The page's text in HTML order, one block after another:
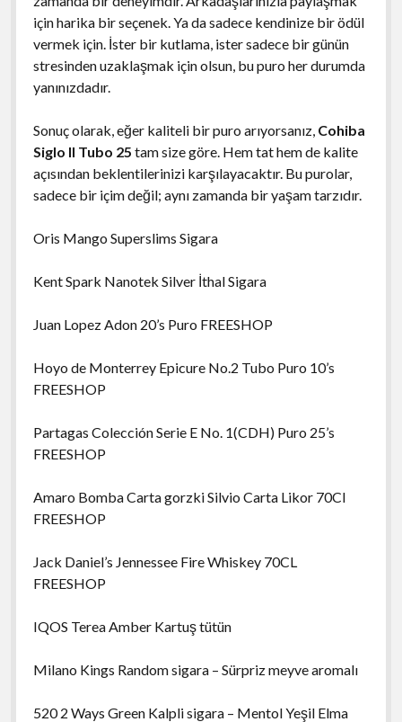
için harika bir seçenek. Ya da sadece kendinize bir ödül
vermek için. İster bir kutlama, ister sadece bir günün
stresinden uzaklaşmak için olsun, bu puro her durumda
yanınızdadır.
Sonuç olarak, eğer kaliteli bir puro arıyorsanız, Cohiba
Siglo II Tubo 25 tam size göre. Hem tat hem de kalite
açısından beklentilerinizi karşılayacaktır. Bu purolar,
sadece bir içim değil; aynı zamanda bir yaşam tarzıdır.
Oris Mango Superslims Sigara
Kent Spark Nanotek Silver İthal Sigara
Juan Lopez Adon 20’s Puro FREESHOP
Hoyo de Monterrey Epicure No.2 Tubo Puro 10’s
FREESHOP
Partagas Colección Serie E No. 1(CDH) Puro 25’s
FREESHOP
Amaro Bomba Carta gorzki Silvio Carta Likor 70Cl
FREESHOP
Jack Daniel’s Jennessee Fire Whiskey 70CL
FREESHOP
IQOS Terea Amber Kartuş tütün
Milano Kings Random sigara – Sürpriz meyve aromalı
520 2 Ways Green Kalpli sigara – Mentol Yeşil Elma